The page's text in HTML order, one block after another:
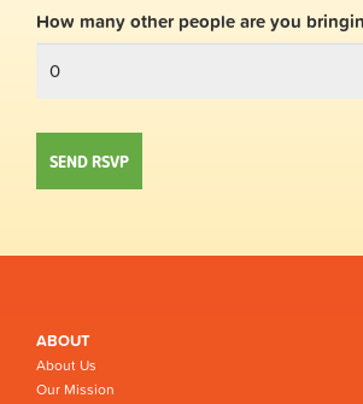
How many other people are you
ABOUT
About Us
Our Mission